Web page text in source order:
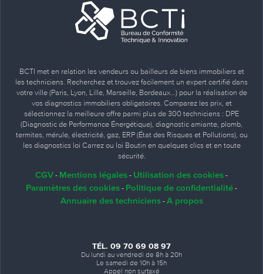
BCTI met en relation les vendeurs ou bailleurs de biens immobiliers et
les techniciens. Recherchez et trouvez facilement un expert certifié dans
votre ville (Paris, Lyon, Lille, Marseille, Bordeaux…) pour la réalisation de
vos diagnostics immobiliers obligatoires. Comparez les prix, et
sélectionnez la meilleure offre parmi plus de 300 techniciens : DPE
(Diagnostic de Performance Énergétique), diagnostic amiante, plomb,
termites, mérule, électricité, gaz, ERP (État des Risques et Pollutions), ou
les diagnostics loi Carrez ou loi Boutin en quelques clics et en toute
sécurité.
CGV - Mentions légales - Utilisation des cookies -
Paramètres des cookies - Politique de confidentialité -
Annuaire des techniciens- A propos
TÉL. 09 70 69 08 97
Du lundi au vendredi de 8h à 20h
Le samedi de 10h à 15h
Appel non surtaxé